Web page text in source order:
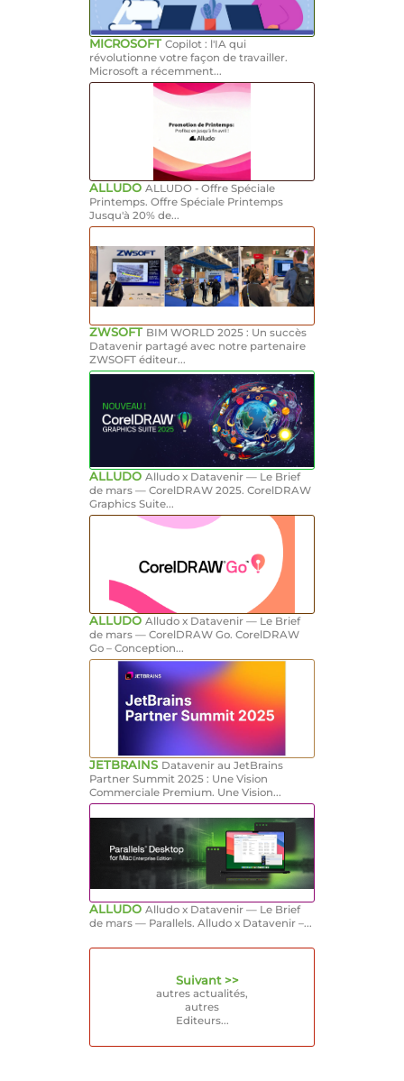
MICROSOFT Copilot : l'IA qui
révolutionne votre façon de travailler.
Microsoft a récemment...
ALLUDO ALLUDO - Offre Spéciale
Printemps. Offre Spéciale Printemps
Jusqu'à 20% de...
ZWSOFT BIM WORLD 2025 : Un succès
Datavenir partagé avec notre partenaire
ZWSOFT éditeur...
ALLUDO Alludo x Datavenir — Le Brief
de mars — CorelDRAW 2025. CorelDRAW
Graphics Suite...
ALLUDO Alludo x Datavenir — Le Brief
de mars — CorelDRAW Go. CorelDRAW
Go – Conception...
JETBRAINS Datavenir au JetBrains
Partner Summit 2025 : Une Vision
Commerciale Premium. Une Vision...
ALLUDO Alludo x Datavenir — Le Brief
de mars — Parallels. Alludo x Datavenir –...
Suivant >>
autres actualités,
autres
Editeurs...